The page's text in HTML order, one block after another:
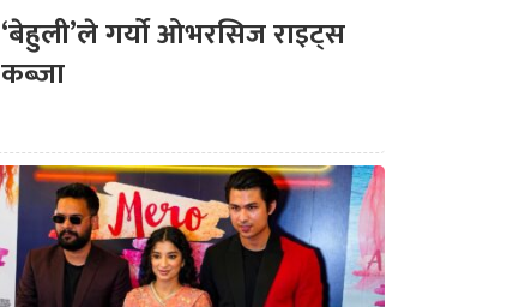
‘बेहुली’ले गर्यो ओभरसिज राइट्स
कब्जा